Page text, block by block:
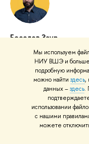
Мы используем
НИУ ВШЭ и
подробную
можно найти здесь,
данных –здесь.
использовании
с нашими
можете
Бесолов Заур
CEO WB Fintech
Плисецкая Ирина
Заместитель